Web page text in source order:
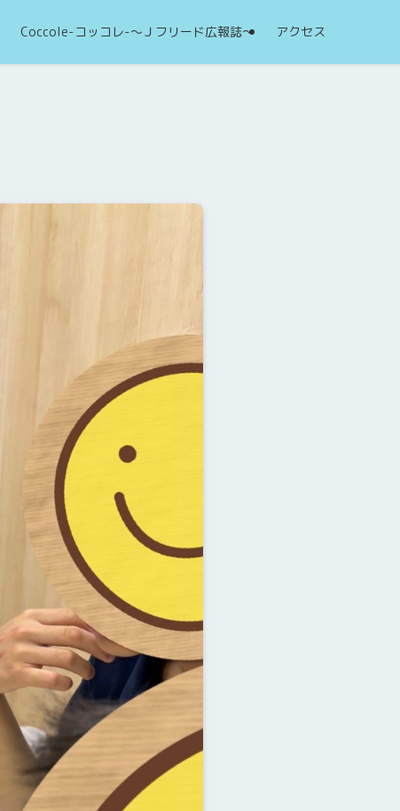
Coccole-コッコレ-～Ｊフリード広報誌～ アクセス